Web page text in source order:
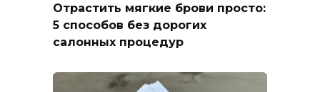
Отрастить мягкие брови просто:
5 способов без дорогих
салонных процедур